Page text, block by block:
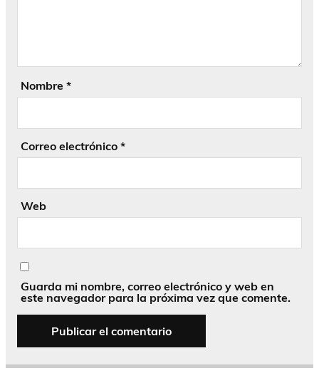
Nombre *
Correo electrónico *
Web
Guarda mi nombre, correo electrónico y web en
este navegador para la próxima vez que comente.